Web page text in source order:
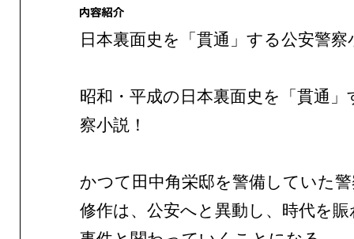
日本裏面史を「貫通」する公安警察
昭和・平成の日本裏面史を「貫通」
察小説！
かつて田中角栄邸を警備していた
修作は、公安へと異動し、時代を